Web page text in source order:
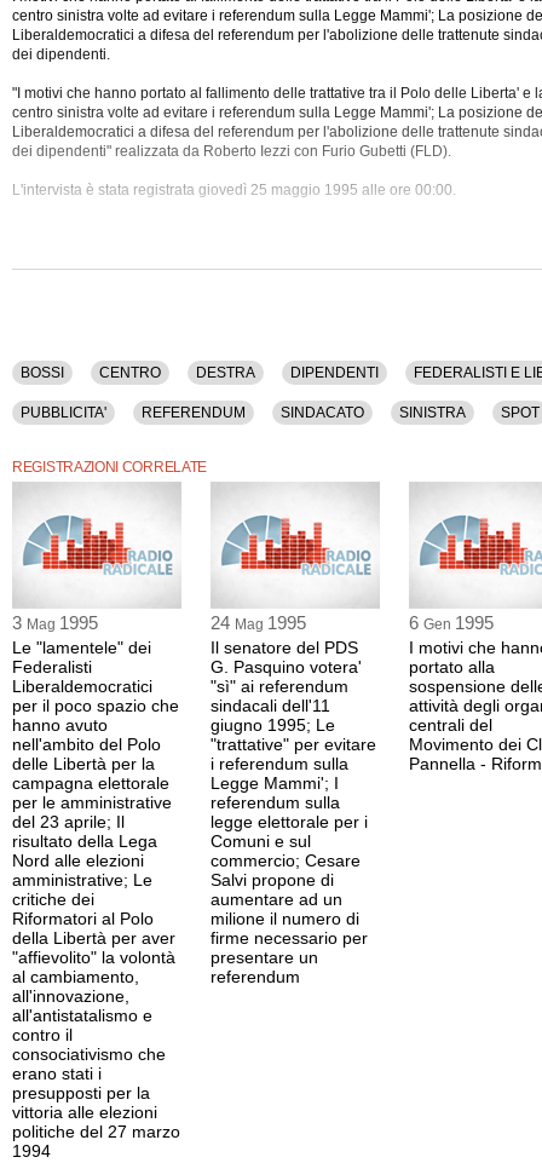
centro sinistra volte ad evitare i referendum sulla Legge Mammi'; La posizione
Liberaldemocratici a difesa del referendum per l'abolizione delle trattenute
dei dipendenti.
"I motivi che hanno portato al fallimento delle trattative tra il Polo delle Liberta' e
centro sinistra volte ad evitare i referendum sulla Legge Mammi'; La posizione
Liberaldemocratici a difesa del referendum per l'abolizione delle trattenute
dei dipendenti" realizzata da Roberto Iezzi con Furio Gubetti (FLD).
L'intervista è stata registrata giovedì 25 maggio 1995 alle ore 00:00.
Sindacato, Sinistra, Spot, Stipendi, Televisione.
BOSSI CENTRO DESTRA DIPENDENTI FEDERALISTI E
PUBBLICITA' REFERENDUM SINDACATO SINISTRA SPOT
REGISTRAZIONI CORRELATE
3 Mag 1995
Le "lamentele" dei
Federalisti
Liberaldemocratici
per il poco spazio che
hanno avuto
nell'ambito del Polo
delle Libertà per la
campagna elettorale
per le amministrative
del 23 aprile; Il
risultato della Lega
Nord alle elezioni
amministrative; Le
critiche dei
Riformatori al Polo
della Libertà per aver
"affievolito" la volontà
al cambiamento,
all'innovazione,
all'antistatalismo e
contro il
consociativismo che
erano stati i
presupposti per la
vittoria alle elezioni
politiche del 27 marzo
1994
24 Mag 1995
Il senatore del PDS
G. Pasquino votera'
"sì" ai referendum
sindacali dell'11
giugno 1995; Le
"trattative" per evitare
i referendum sulla
Legge Mammi'; I
referendum sulla
legge elettorale per i
Comuni e sul
commercio; Cesare
Salvi propone di
aumentare ad un
milione il numero di
firme necessario per
presentare un
referendum
6 Gen 1995
I motivi che
portato alla
sospensione
attività degli
centrali del
Movimento dei
Pannella -